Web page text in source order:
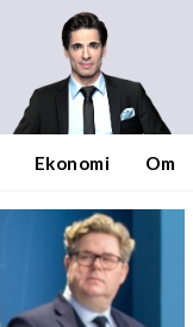
Ekonomi Om